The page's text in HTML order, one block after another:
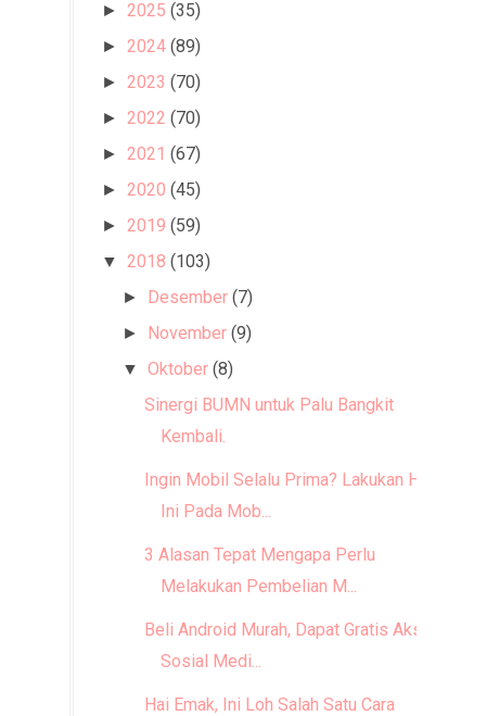
► 2025 (35)
► 2024 (89)
► 2023 (70)
► 2022 (70)
► 2021 (67)
► 2020 (45)
► 2019 (59)
▼ 2018 (103)
► Desember (7)
► November (9)
▼ Oktober (8)
Sinergi BUMN untuk Palu Bangkit
Kembali.
Ingin Mobil Selalu Prima? Lakukan Hal
Ini Pada Mob...
3 Alasan Tepat Mengapa Perlu
Melakukan Pembelian M...
Beli Android Murah, Dapat Gratis Akses
Sosial Medi...
Hai Emak, Ini Loh Salah Satu Cara